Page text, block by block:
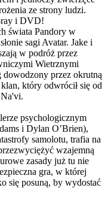
ze strony ludzi.
ray i DVD!
świata Pandory w
sagi Avatar. Jake i
w podróż przez
Wietrznymi
przez okrutną
który odwrócił się od
psychologicznym
i Dylan O’Brien),
samolotu, trafia na
wzajemną
zasady już tu nie
gra, w której
się posuną, by wydostać